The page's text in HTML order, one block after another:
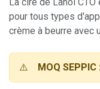
pour tous types
crème à beurre avec
⚠️ MOQ SEPPIC